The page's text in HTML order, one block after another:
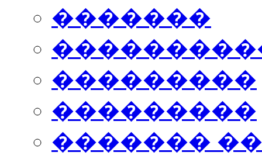
�������
���������
���������
�������